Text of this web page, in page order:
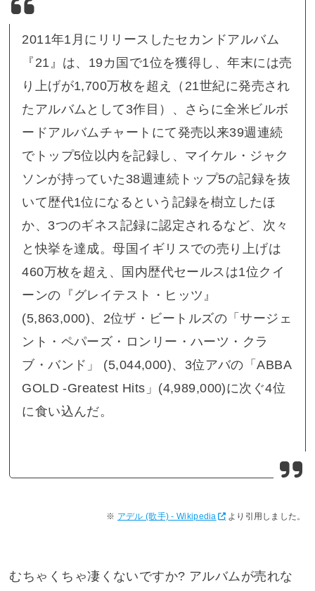
2011年1月にリリースしたセカンドアルバム
『21』は、19カ国で1位を獲得し、年末には売
り上げが1,700万枚を超え（21世紀に発売され
たアルバムとして3作目）、さらに全米ビルボ
ードアルバムチャートにて発売以来39週連続
でトップ5位以内を記録し、マイケル・ジャク
ソンが持っていた38週連続トップ5の記録を抜
いて歴代1位になるという記録を樹立したほ
か、3つのギネス記録に認定されるなど、次々
と快挙を達成。母国イギリスでの売り上げは
460万枚を超え、国内歴代セールスは1位クイ
ーンの『グレイテスト・ヒッツ』
(5,863,000)、2位ザ・ビートルズの「サージェ
ント・ペパーズ・ロンリー・ハーツ・クラ
ブ・バンド」 (5,044,000)、3位アバの「ABBA
GOLD -Greatest Hits」(4,989,000)に次ぐ4位
に食い込んだ。
アデル (歌手) - Wikipedia より引用しました。
むちゃくちゃ凄くないですか? アルバムが売れな